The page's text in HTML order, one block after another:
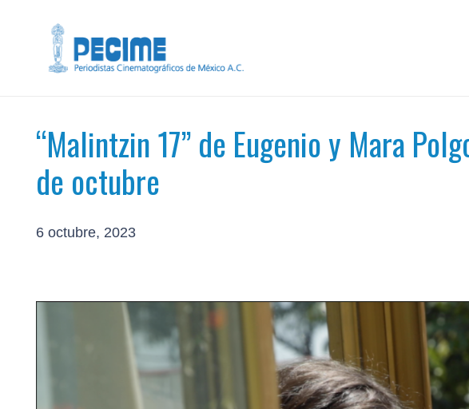
“Malintzin 17” de Eugenio y Mara
de octubre
6 octubre, 2023